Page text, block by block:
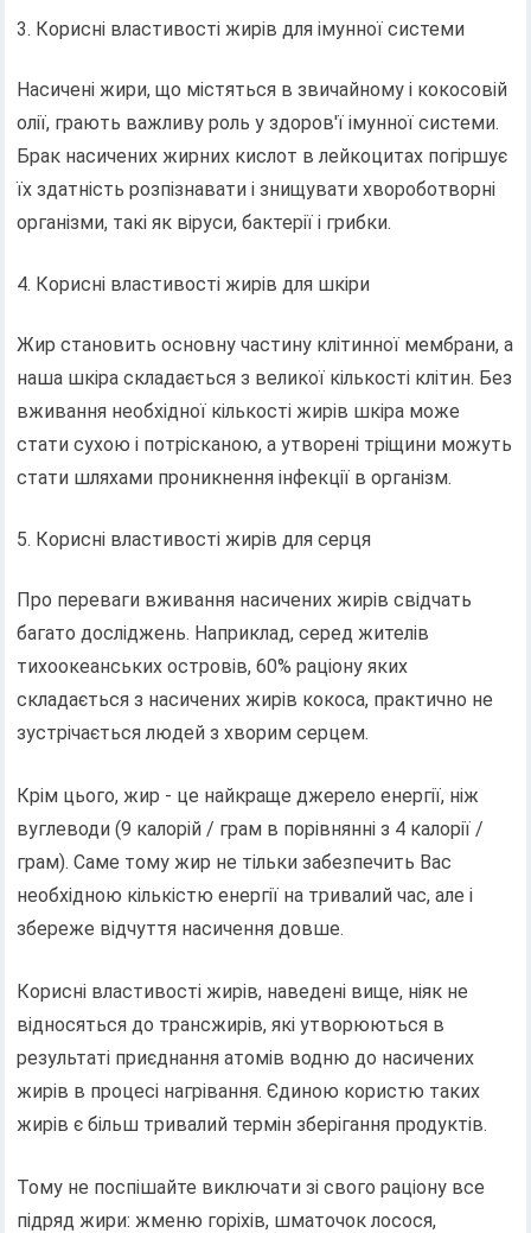
Корисні властивості жирів для імунної системи
Насичені жири, що містяться в звичайному і кокосовій
олії, грають важливу роль у здоров'ї імунної системи.
Брак насичених жирних кислот в лейкоцитах погіршує
їх здатність розпізнавати і знищувати хвороботворні
організми, такі як віруси, бактерії і грибки.
Корисні властивості жирів для шкіри
Жир становить основну частину клітинної мембрани, а
наша шкіра складається з великої кількості клітин. Без
вживання необхідної кількості жирів шкіра може
стати сухою і потрісканою, а утворені тріщини можуть
стати шляхами проникнення інфекції в організм.
Корисні властивості жирів для серця
Про переваги вживання насичених жирів свідчать
багато досліджень. Наприклад, серед жителів
тихоокеанських островів, 60% раціону яких
складається з насичених жирів кокоса, практично не
зустрічається людей з хворим серцем.
Крім цього, жир - це найкраще джерело енергії, ніж
вуглеводи (9 калорій / грам в порівнянні з 4 калорії /
грам). Саме тому жир не тільки забезпечить Вас
необхідною кількістю енергії на тривалий час, але і
збереже відчуття насичення довше.
Корисні властивості жирів, наведені вище, ніяк не
відносяться до трансжирів, які утворюються в
результаті приєднання атомів водню до насичених
жирів в процесі нагрівання. Єдиною користю таких
жирів є більш тривалий термін зберігання продуктів.
Тому не поспішайте виключати зі свого раціону все
підряд жири: жменю горіхів, шматочок лосося,